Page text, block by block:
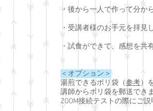
・後から一人で作って分か
・受講者様のお手元を拝見
・ 試食ができて、感想を共
＜オプション＞
湯煎できるポリ袋（参考）
講師からポリ袋を郵送でき
ZOOM接続テストの際にご